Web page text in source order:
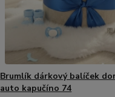
Brumlík dárkový balíček
auto kapučíno 74